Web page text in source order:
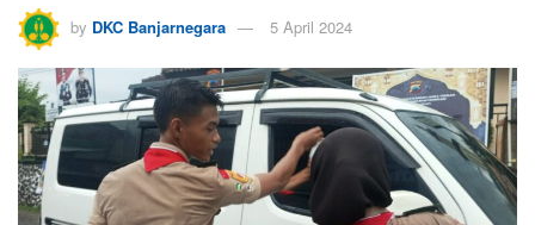
by DKC Banjarnegara 5 April 2024